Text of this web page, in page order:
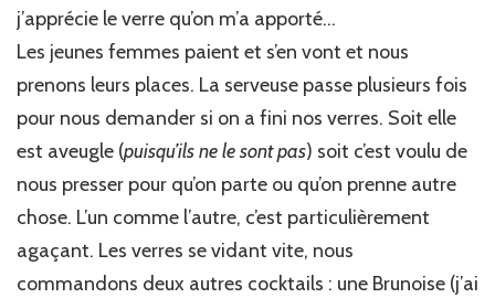
j’apprécie le verre qu’on m’a apporté…
Les jeunes femmes paient et s’en vont et nous
prenons leurs places. La serveuse passe plusieurs fois
pour nous demander si on a fini nos verres. Soit elle
est aveugle (puisqu’ils ne le sont pas) soit c’est voulu de
nous presser pour qu’on parte ou qu’on prenne autre
chose. L’un comme l’autre, c’est particulièrement
agaçant. Les verres se vidant vite, nous
commandons deux autres cocktails : une Brunoise (j’ai